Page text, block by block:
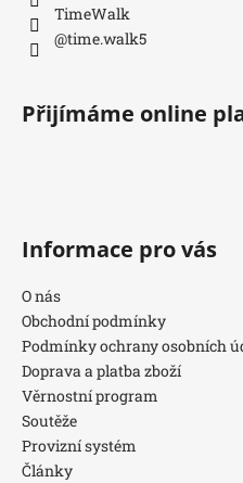
TimeWalk
@time.walk5
Přijímáme online
Informace pro vás
O nás
Obchodní podmínky
Podmínky ochrany osobních
Doprava a platba zboží
Věrnostní program
Soutěže
Provizní systém
Články